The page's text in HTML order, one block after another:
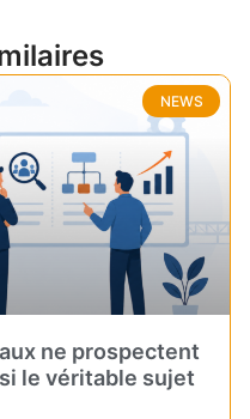
NEWS
ne prospectent
le véritable sujet